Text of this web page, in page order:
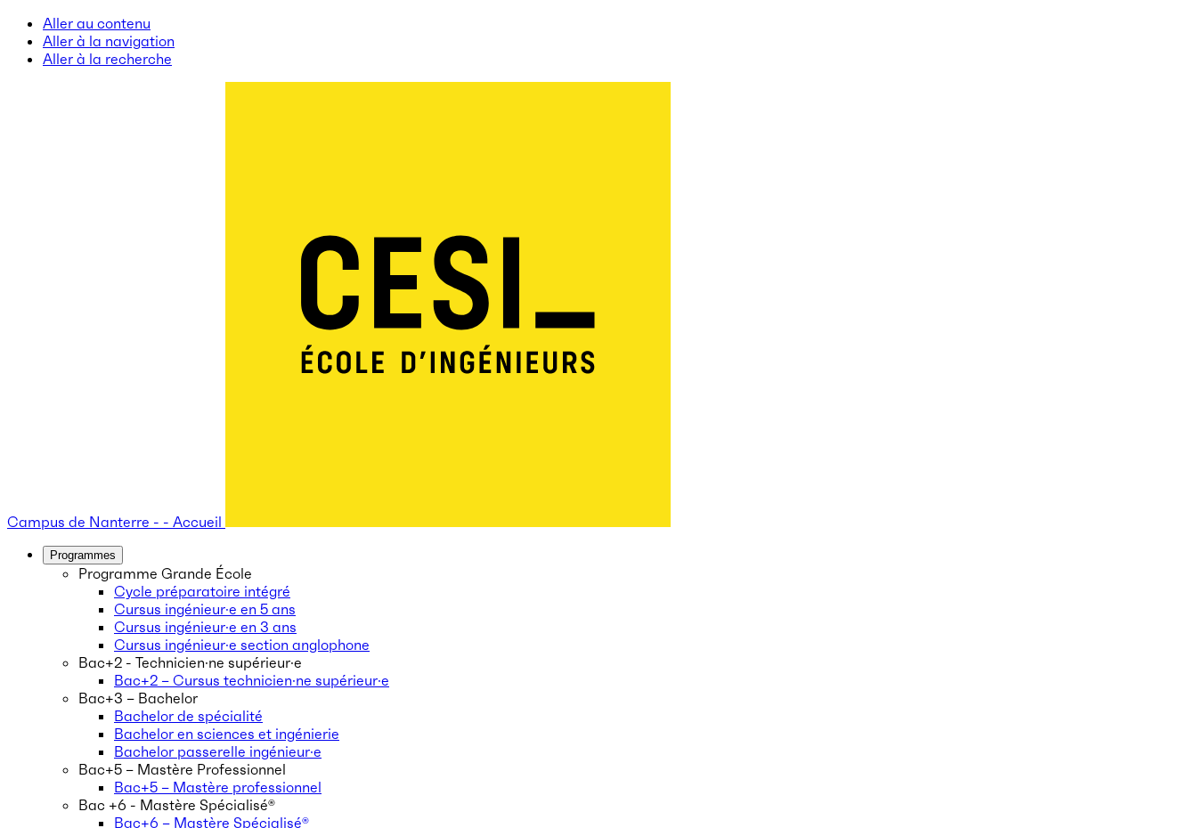
Aller au contenu
Aller à la navigation
Aller à la recherche
Campus de Nanterre - - Accueil
Programmes
Programme Grande École
Cycle préparatoire intégré
Cursus ingénieur·e en 5 ans
Cursus ingénieur·e en 3 ans
Cursus ingénieur·e section anglophone
Bac+2 - Technicien·ne supérieur·e
Bac+2 – Cursus technicien·ne supérieur·e
Bac+3 – Bachelor
Bachelor de spécialité
Bachelor en sciences et ingénierie
Bachelor passerelle ingénieur·e
Bac+5 – Mastère Professionnel
Bac+5 – Mastère professionnel
Bac +6 - Mastère Spécialisé®
Bac+6 – Mastère Spécialisé®